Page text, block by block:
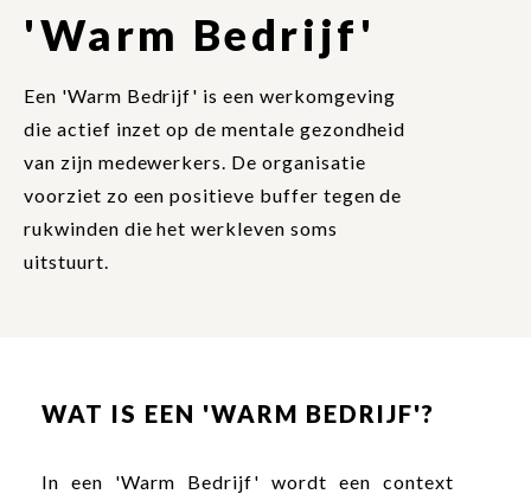
'Warm Bedrijf'
Een 'Warm Bedrijf' is een werkomgeving
die actief inzet op de mentale gezondheid
van zijn medewerkers. De organisatie
voorziet zo een positieve buffer tegen de
rukwinden die het werkleven soms
uitstuurt.
WAT IS EEN 'WARM BEDRIJF'?
In een 'Warm Bedrijf' wordt een context